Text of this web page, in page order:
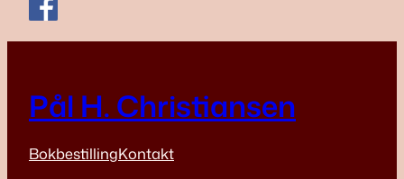
Pål H. Christiansen
BokbestillingKontakt